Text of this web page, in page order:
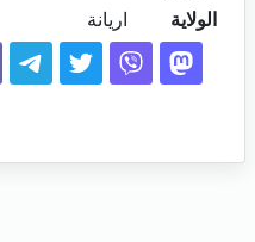
الولاية اريانة